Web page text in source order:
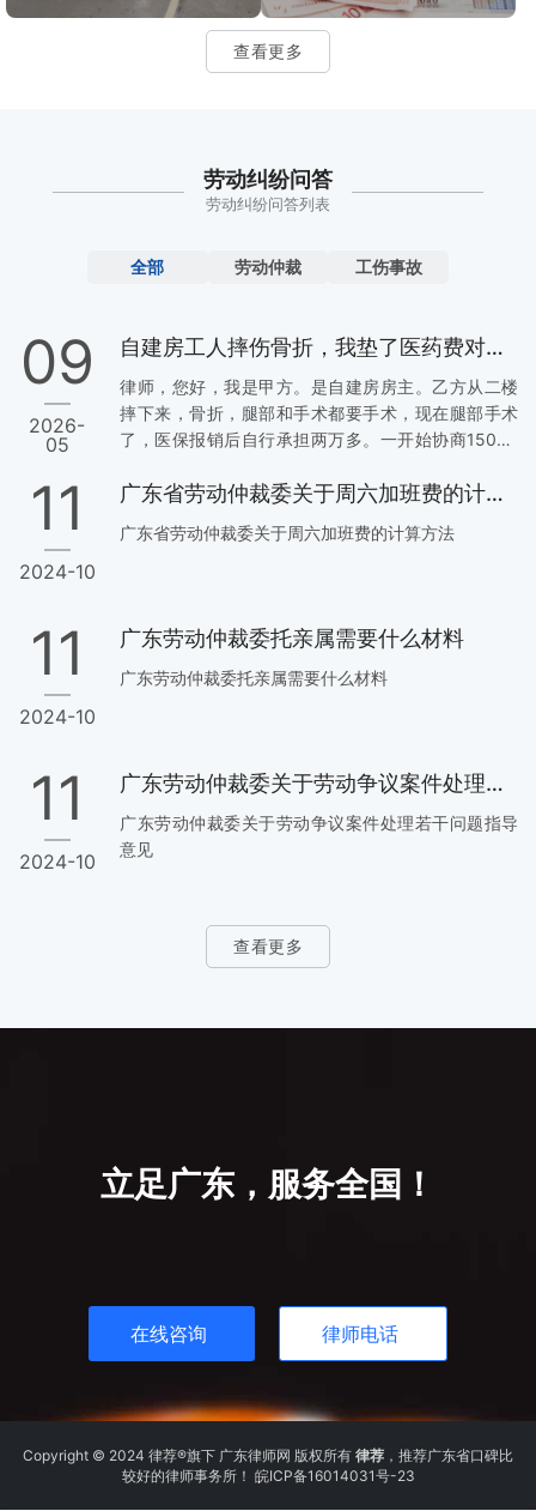
查看更多
劳动纠纷问答
劳动纠纷问答列表
全部 劳动仲裁 工伤事故
09
2026-
05
自建房工人摔伤骨折，我垫了医药费对方还不肯签协议，这钱该不该继续给？
律师，您好，我是甲方。是自建房房主。乙方从二楼
摔下来，骨折，腿部和手术都要手术，现在腿部手术
了，医保报销后自行承担两万多。一开始协商15000
15000不答应签协议，说等出院再说。 这是大概的事
自建房施工现场二层作业过程中不慎受伤。事发当日
阴雨、大风等恶劣天气应暂停施工，待天气好转并具
备安全施工条件后再进行作业。…
11
2024-10
广东省劳动仲裁委关于周六加班费的计算方法
广东省劳动仲裁委关于周六加班费的计算方法
11
2024-10
广东劳动仲裁委托亲属需要什么材料
广东劳动仲裁委托亲属需要什么材料
11
2024-10
广东劳动仲裁委关于劳动争议案件处理若干问题指导意见
广东劳动仲裁委关于劳动争议案件处理若干问题指导
意见
查看更多
立足广东，服务全国！
在线咨询 律师电话
Copyright © 2024 律荐®旗下 广东律师网 版权所有 律荐 ，推荐广东省口碑比
较好的律师事务所！ 皖ICP备16014031号-23